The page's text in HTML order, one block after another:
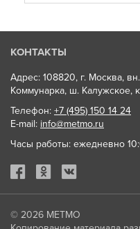
КОНТАКТЫ
Адрес: 108820, г. Москва,
Коммунарка, ш. Калужское,
Телефон: +7 (495) 150 14 24
E-mail: info@metmo.ru
Часы работы: ежедневно
© 2026 МЕТМО